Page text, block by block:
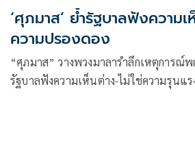
‘ศุภมาส’ ย้ำรัฐบาลฟังความ
ความปรองดอง
“ศุภมาส” วางพวงมาลารำลึกเหตุการณ์
รัฐบาลฟังความเห็นต่าง-ไม่ใช่ความรุนแร